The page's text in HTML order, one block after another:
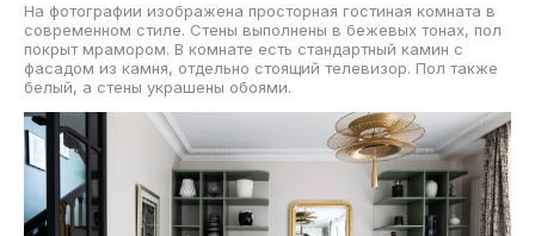
На фотографии изображена просторная гостиная комната в
современном стиле. Стены выполнены в бежевых тонах, пол
покрыт мрамором. В комнате есть стандартный камин с
фасадом из камня, отдельно стоящий телевизор. Пол также
белый, а стены украшены обоями.